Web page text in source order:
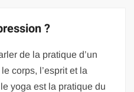
?
de la pratique d’un
corps, l’esprit et la
yoga est la pratique du